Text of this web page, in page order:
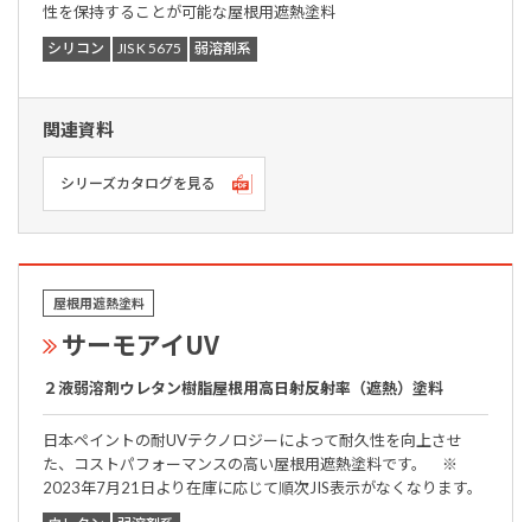
性を保持することが可能な屋根用遮熱塗料
シリコン JIS K 5675 弱溶剤系
関連資料
シリーズカタログを見る
屋根用遮熱塗料
サーモアイUV
２液弱溶剤ウレタン樹脂屋根用高日射反射率（遮熱）塗料
日本ペイントの耐UVテクノロジーによって耐久性を向上させ
た、コストパフォーマンスの高い屋根用遮熱塗料です。 ※
2023年7月21日より在庫に応じて順次JIS表示がなくなります。